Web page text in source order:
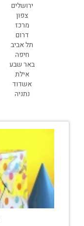
ירושלים
צפון
מרכז
דרום
תל אביב
חיפה
באר שבע
אילת
אשדוד
נתניה